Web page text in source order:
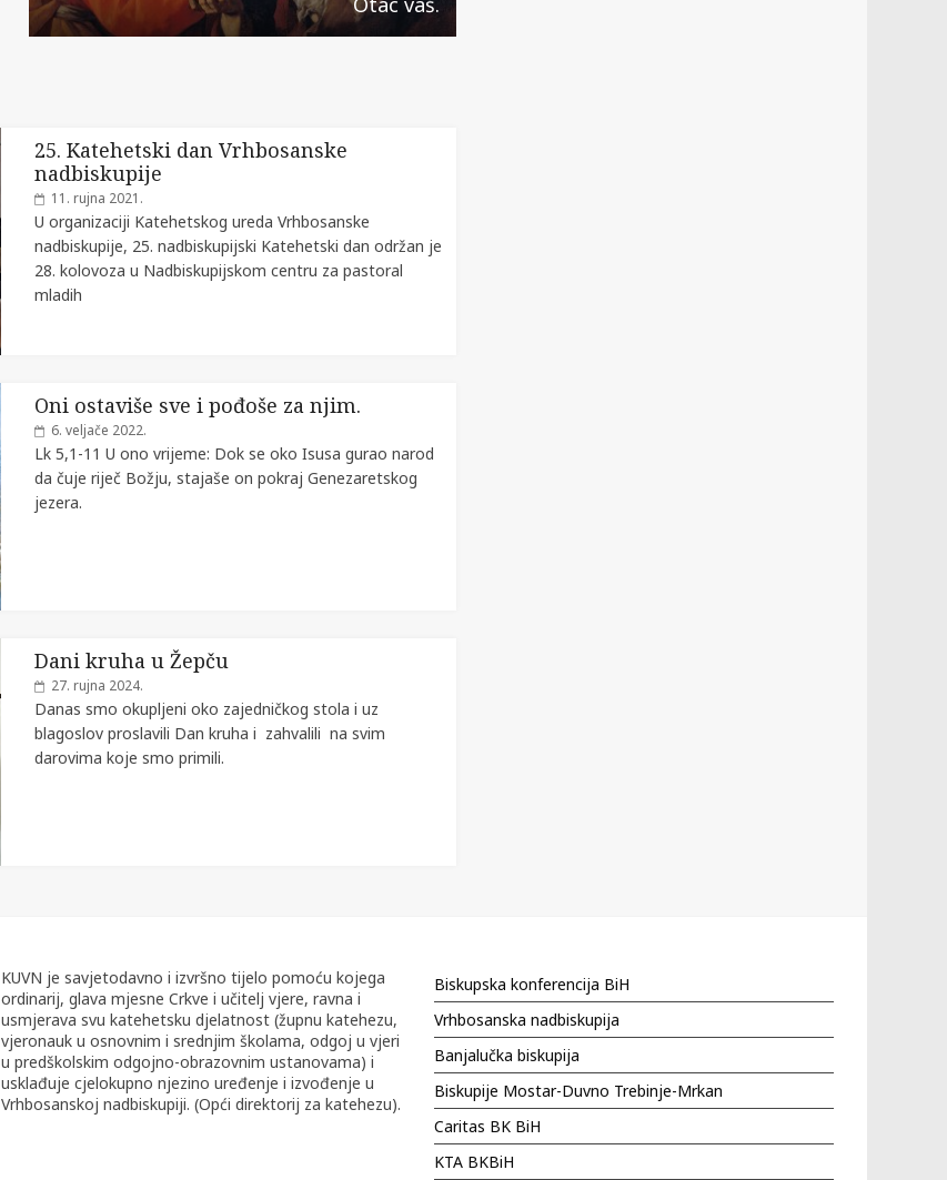
25. Katehetski dan Vrhbosanske
nadbiskupije
11. rujna 2021.
U organizaciji Katehetskog ureda Vrhbosanske
nadbiskupije, 25. nadbiskupijski Katehetski dan održan je
28. kolovoza u Nadbiskupijskom centru za pastoral
mladih
Oni ostaviše sve i pođoše za njim.
6. veljače 2022.
Lk 5,1-11 U ono vrijeme: Dok se oko Isusa gurao narod
da čuje riječ Božju, stajaše on pokraj Genezaretskog
jezera.
Dani kruha u Žepču
27. rujna 2024.
Danas smo okupljeni oko zajedničkog stola i uz
blagoslov proslavili Dan kruha i zahvalili na svim
darovima koje smo primili.
KUVN je savjetodavno i izvršno tijelo pomoću kojega
ordinarij, glava mjesne Crkve i učitelj vjere, ravna i
usmjerava svu katehetsku djelatnost (župnu katehezu,
vjeronauk u osnovnim i srednjim školama, odgoj u vjeri
u predškolskim odgojno-obrazovnim ustanovama) i
usklađuje cjelokupno njezino uređenje i izvođenje u
Vrhbosanskoj nadbiskupiji. (Opći direktorij za katehezu).
Biskupska konferencija BiH
Vrhbosanska nadbiskupija
Banjalučka biskupija
Biskupije Mostar-Duvno Trebinje-Mrkan
Caritas BK BiH
KTA BKBiH